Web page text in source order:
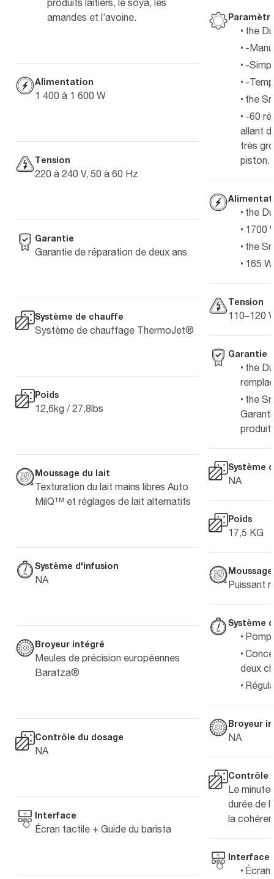
amandes et l’avoine.
Alimentation
1 400 à 1 600 W
Tension
220 à 240 V, 50 à 60 Hz
Garantie
Garantie de réparation de deux ans
Système de chauffe
Système de chauffage ThermoJet®
Poids
12,6kg / 27,8lbs
Moussage du lait
Texturation du lait mains libres Auto
MilQ™ et réglages de lait alternatifs
Système d'infusion
NA
Broyeur intégré
Meules de précision européennes
Baratza®
Contrôle du dosage
NA
Interface
Écran tactile + Guide du barista
the
-
-
-
the
-60
allant
très
piston.
the
1700
the
165
Tension
110–120
Garantie
the
the
produit
Système
NA
Poids
17,5 KG
Puissant
Système
deux
Broyeur
NA
Contrôle
Le
durée de
la
Interface
Écran